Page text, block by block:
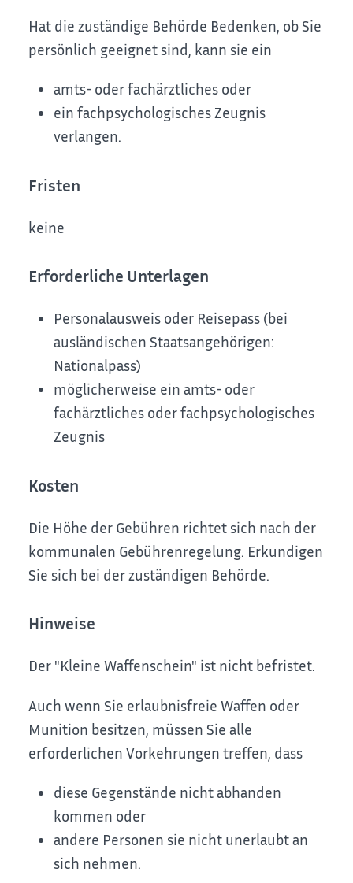
Hat die zuständige Behörde Bedenken, ob Sie
persönlich geeignet sind, kann sie ein
amts- oder fachärztliches oder
ein fachpsychologisches Zeugnis
verlangen.
Fristen
keine
Erforderliche Unterlagen
Personalausweis oder Reisepass (bei
ausländischen Staatsangehörigen:
Nationalpass)
möglicherweise ein amts- oder
fachärztliches oder fachpsychologisches
Zeugnis
Kosten
Die Höhe der Gebühren richtet sich nach der
kommunalen Gebührenregelung. Erkundigen
Sie sich bei der zuständigen Behörde.
Hinweise
Der "Kleine Waffenschein" ist nicht befristet.
Auch wenn Sie erlaubnisfreie Waffen oder
Munition besitzen, müssen Sie alle
erforderlichen Vorkehrungen treffen, dass
diese Gegenstände nicht abhanden
kommen oder
andere Personen sie nicht unerlaubt an
sich nehmen.